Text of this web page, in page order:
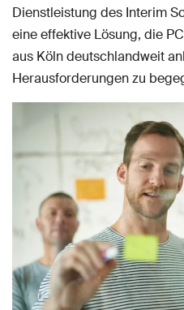
Dienstleistung des Interim
eine effektive Lösung, die
aus Köln deutschlandweit
Herausforderungen zu